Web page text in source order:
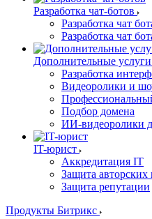
Разработка чат-ботов
Разработка чат
Разработка чат
Дополнительные услуги
Разработка
Видеоролики и
Подбор домена
ИИ-видеоролики
IT-юрист
Аккредитация IT
Защита авторских
Защита репутации
Продукты Битрикс